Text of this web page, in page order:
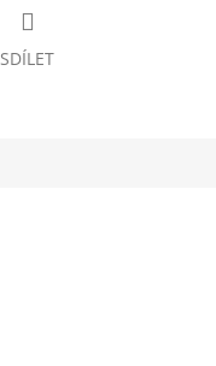
SDÍLET